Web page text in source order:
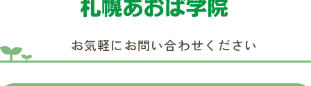
お気軽にお問い合わせください